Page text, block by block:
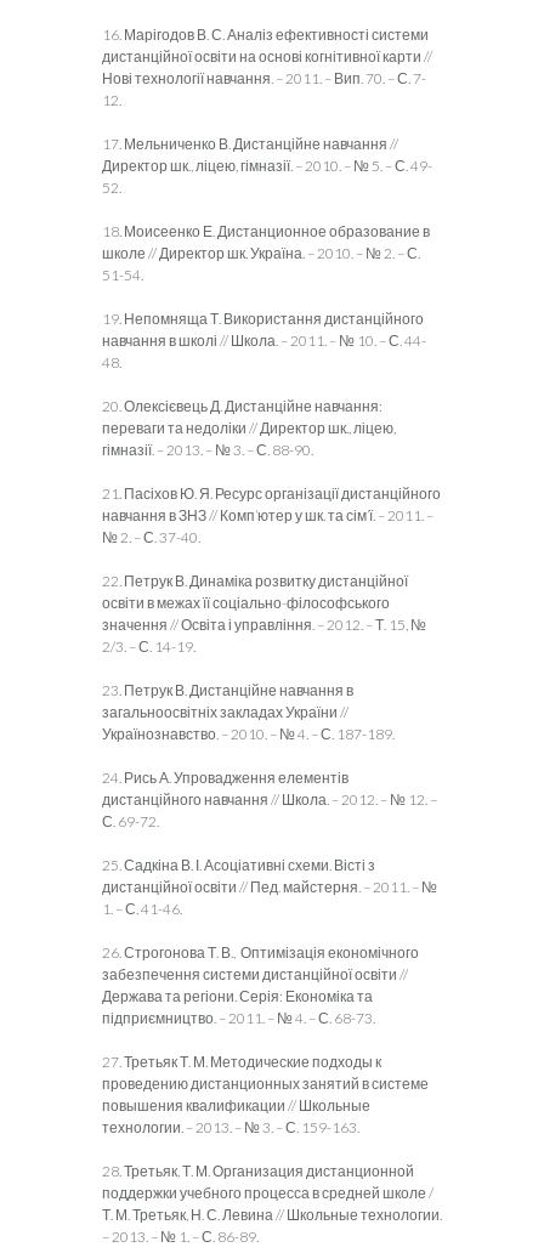
16. Марігодов В. С. Аналіз ефективності системи
дистанційної освіти на основі когнітивної карти //
Нові технології навчання. – 2011. – Вип. 70. – С. 7-
12.
17. Мельниченко В. Дистанційне навчання //
Директор шк., ліцею, гімназії. – 2010. – № 5. – С. 49-
52.
18. Моисеенко Е. Дистанционное образование в
школе // Директор шк. Україна. – 2010. – № 2. – С.
51-54.
19. Непомняща Т. Використання дистанційного
навчання в школі // Школа. – 2011. – № 10. – С. 44-
48.
20. Олексієвець Д. Дистанційне навчання:
переваги та недоліки // Директор шк., ліцею,
гімназії. – 2013. – № 3. – С. 88-90.
21. Пасіхов Ю. Я. Ресурс організації дистанційного
навчання в ЗНЗ // Комп’ютер у шк. та сім’ї. – 2011. –
№ 2. – С. 37-40.
22. Петрук В. Динаміка розвитку дистанційної
освіти в межах її соціально-філософського
значення // Освіта і управління. – 2012. – Т. 15, №
2/3. – С. 14-19.
23. Петрук В. Дистанційне навчання в
загальноосвітніх закладах України //
Українознавство. – 2010. – № 4. – С. 187-189.
24. Рись А. Упровадження елементів
дистанційного навчання // Школа. – 2012. – № 12. –
С. 69-72.
25. Садкіна В. І. Асоціативні схеми. Вісті з
дистанційної освіти // Пед. майстерня. – 2011. – №
1. – С. 41-46.
26. Строгонова Т. В., Оптимізація економічного
забезпечення системи дистанційної освіти //
Держава та регіони. Серія: Економіка та
підприємництво. – 2011. – № 4. – С. 68-73.
27. Третьяк Т. М. Методические подходы к
проведению дистанционных занятий в системе
повышения квалификации // Школьные
технологии. – 2013. – № 3. – С. 159-163.
28. Третьяк, Т. М. Организация дистанционной
поддержки учебного процесса в средней школе /
Т. М. Третьяк, Н. С. Левина // Школьные технологии.
– 2013. – № 1. – С. 86-89.